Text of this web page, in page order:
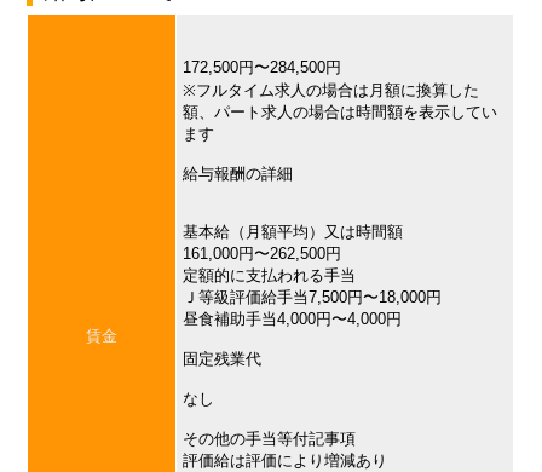
賃金
172,500円〜284,500円
※フルタイム求人の場合は月額に換算した
額、パート求人の場合は時間額を表示してい
ます
給与報酬の詳細
基本給（月額平均）又は時間額
161,000円〜262,500円
定額的に支払われる手当
Ｊ等級評価給手当7,500円〜18,000円
昼食補助手当4,000円〜4,000円
固定残業代
なし
その他の手当等付記事項
評価給は評価により増減あり